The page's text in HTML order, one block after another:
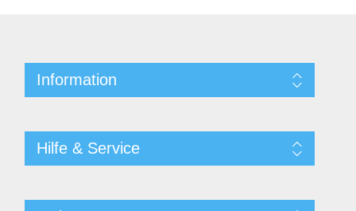
Information
Hilfe & Service